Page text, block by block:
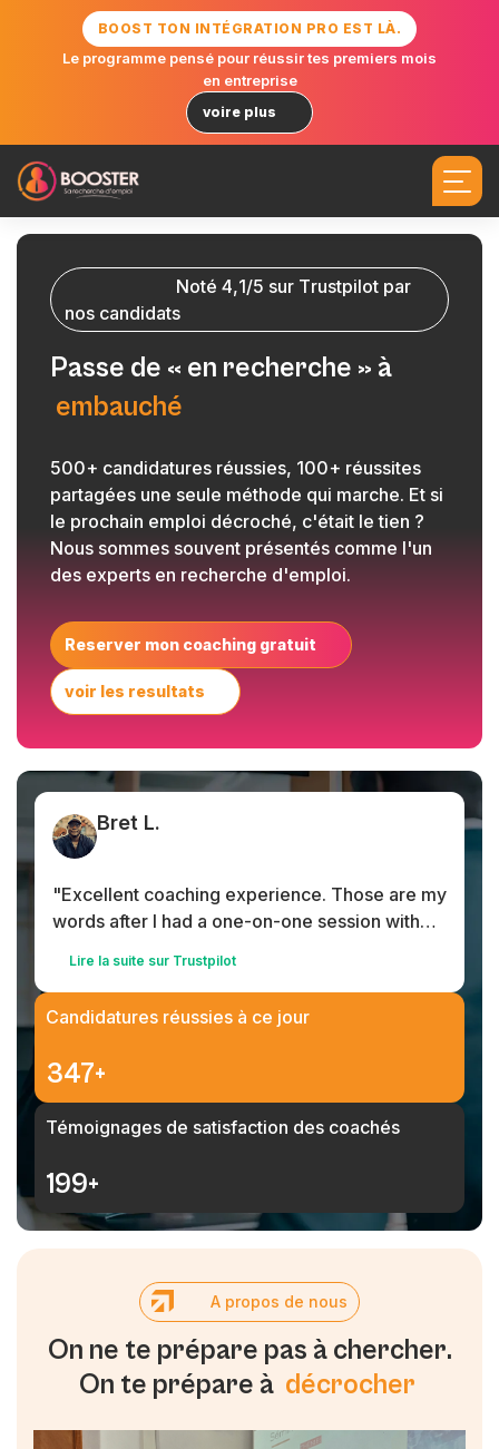
BOOST TON INTÉGRATION PRO EST LÀ.
Le programme pensé pour réussir tes premiers mois
en entreprise
voire plus
Noté 4,1/5 sur Trustpilot par
nos candidats
Passe de « en recherche » à
embauché
500+ candidatures réussies, 100+ réussites
partagées une seule méthode qui marche. Et si
le prochain emploi décroché, c'était le tien ?
Nous sommes souvent présentés comme l'un
des experts en recherche d'emploi.
Reserver mon coaching gratuit
voir les resultats
Bret L.
"Excellent coaching experience. Those are my
words after I had a one-on-one session with
Lire la suite sur Trustpilot
Candidatures réussies à ce jour
500+
Témoignages de satisfaction des coachés
300
A propos de nous
On ne te prépare pas à chercher.
On te prépare à décrocher